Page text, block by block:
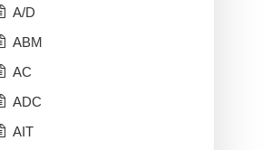
A/D
ABM
AC
ADC
AIT